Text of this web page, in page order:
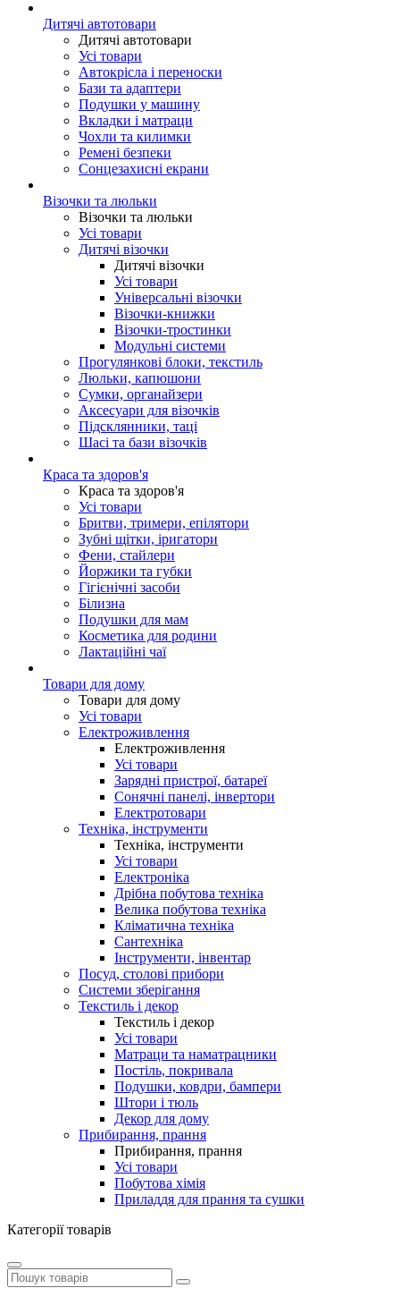
Дитячі автотовари
Дитячі автотовари
Усі товари
Автокрісла і переноски
Бази та адаптери
Подушки у машину
Вкладки і матраци
Чохли та килимки
Ремені безпеки
Сонцезахисні екрани
Візочки та люльки
Візочки та люльки
Усі товари
Дитячі візочки
Дитячі візочки
Усі товари
Універсальні візочки
Візочки-книжки
Візочки-тростинки
Модульні системи
Прогулянкові блоки, текстиль
Люльки, капюшони
Сумки, органайзери
Аксесуари для візочків
Підсклянники, таці
Шасі та бази візочків
Краса та здоров'я
Краса та здоров'я
Усі товари
Бритви, тримери, епілятори
Зубні щітки, іригатори
Фени, стайлери
Йоржики та губки
Гігієнічні засоби
Білизна
Подушки для мам
Косметика для родини
Лактаційні чаї
Товари для дому
Товари для дому
Усі товари
Електроживлення
Електроживлення
Усі товари
Зарядні пристрої, батареї
Сонячні панелі, інвертори
Електротовари
Техніка, інструменти
Техніка, інструменти
Усі товари
Електроніка
Дрібна побутова техніка
Велика побутова техніка
Кліматична техніка
Сантехніка
Інструменти, інвентар
Посуд, столові прибори
Системи зберігання
Текстиль і декор
Текстиль і декор
Усі товари
Матраци та наматрацники
Постіль, покривала
Подушки, ковдри, бампери
Штори і тюль
Декор для дому
Прибирання, прання
Прибирання, прання
Усі товари
Побутова хімія
Приладдя для прання та сушки
Категорії товарів